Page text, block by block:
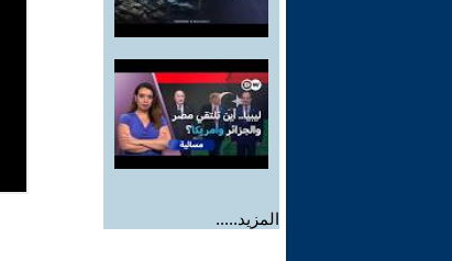
المزيد.....